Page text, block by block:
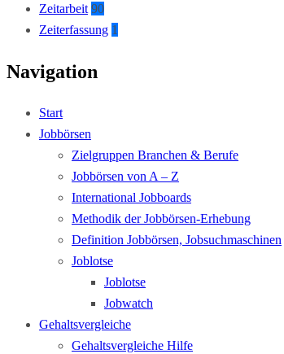
Zeitarbeit 90
Zeiterfassung 1
Navigation
Start
Jobbörsen
Zielgruppen Branchen & Berufe
Jobbörsen von A – Z
International Jobboards
Methodik der Jobbörsen-Erhebung
Definition Jobbörsen, Jobsuchmaschinen
Joblotse
Joblotse
Jobwatch
Gehaltsvergleiche
Gehaltsvergleiche Hilfe